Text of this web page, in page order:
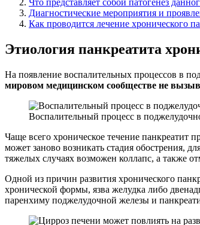
Диагностические мероприятия и
Как проводится лечение хронического
Этиология панкреатита
На появление воспалительных процессов в
мировом медицинском сообществе не
Воспалительный процесс в
Чаще всего хроническое течение панкреатит
может заново возникать стадия обострения,
тяжелых случаях возможен коллапс, а также
Одной из причин развития хронического
хронической формы, язва желудка либо
паренхиму поджелудочной железы и